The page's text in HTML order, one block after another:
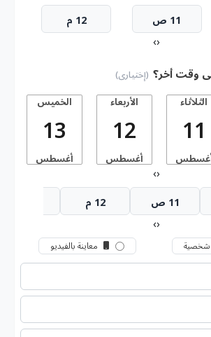
11 ص 12 م
‹
›
وقت أخر؟ (إختيارى)
الثلاثاء
11
الأربعاء
12
أغسطس
الخميس
13
أغسطس
‹
›
11 ص 12 م
‹
›
شخصية معاينة بالفيديو